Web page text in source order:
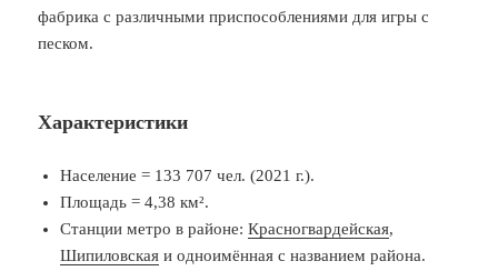
фабрика с различными приспособлениями для игры с
песком.
Характеристики
Население = 133 707 чел. (2021 г.).
Площадь = 4,38 км².
Станции метро в районе:Красногвардейская,
Шипиловская и одноимённая с названием района.